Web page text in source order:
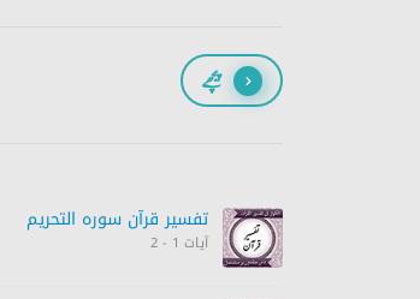
پیچھے
تفسیر قرآن سورہ ‎التحريم
آیات 1 - 2